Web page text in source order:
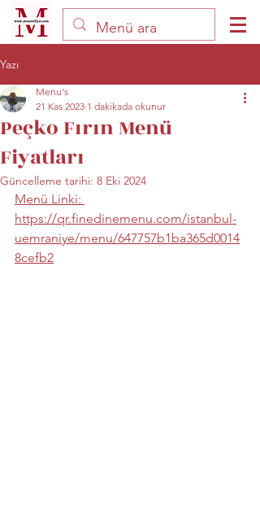
Yazı
Peçko Fırın Menü
Fiyatları
Menu's
21 Kas 2023 1 dakikada okunur
Güncelleme tarihi: 8 Eki 2024
Menü Linki:
https://qr.finedinemenu.com/istanbul-
uemraniye/menu/647757b1ba365d0014
8cefb2